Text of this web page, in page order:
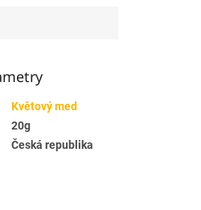
Květový med
20g
Česká republika